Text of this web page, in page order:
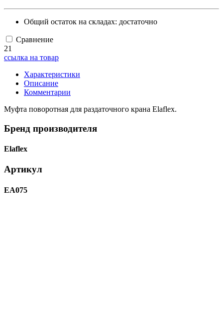
Общий остаток на складах: достаточно
Сравнение
21
ссылка на товар
Характеристики
Описание
Комментарии
Муфта поворотная для раздаточного крана Elaflex.
Бренд производителя
Elaflex
Артикул
EA075